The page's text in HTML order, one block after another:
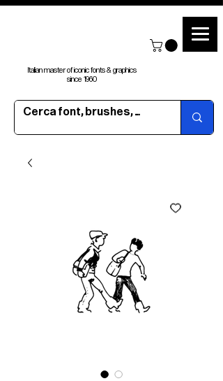
Italian master of iconic fonts & graphics
since 1960